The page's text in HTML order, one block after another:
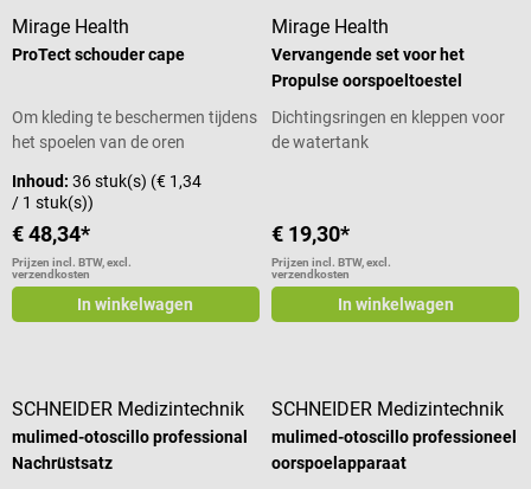
Mirage Health
ProTect schouder cape
Om kleding te beschermen tijdens
het spoelen van de oren
Inhoud: 36 stuk(s) (€ 1,34
/ 1 stuk(s))
€ 48,34*
Prijzen incl. BTW, excl.
verzendkosten
In winkelwagen
Mirage Health
Vervangende set voor het
Propulse oorspoeltoestel
Dichtingsringen en kleppen voor
de watertank
€ 19,30*
Prijzen incl. BTW, excl.
verzendkosten
In winkelwagen
SCHNEIDER Medizintechnik
mulimed-otoscillo professional
Nachrüstsatz
SCHNEIDER Medizintechnik
mulimed-otoscillo professioneel
oorspoelapparaat